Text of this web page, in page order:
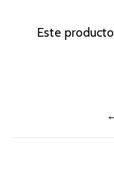
Este